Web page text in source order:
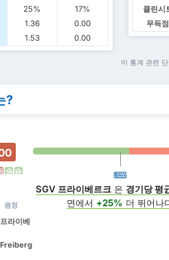
25%
17%
1.36
0.00
1.53 0.00
클린시
무득점
이 통계 관련
?
승 승
원정
라이베
SGV 프라이베르크 은 경기당 평
면에서 +25% 더 뛰어나